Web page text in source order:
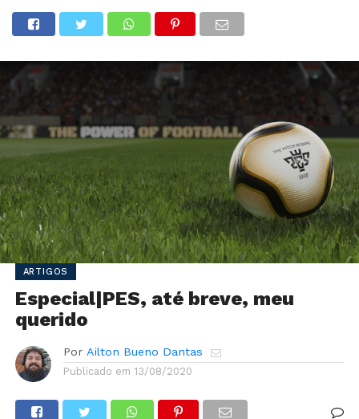
ARTIGOS
Especial|PES, até breve, meu
querido
Por Ailton Bueno Dantas
Publicado em 13/08/2020